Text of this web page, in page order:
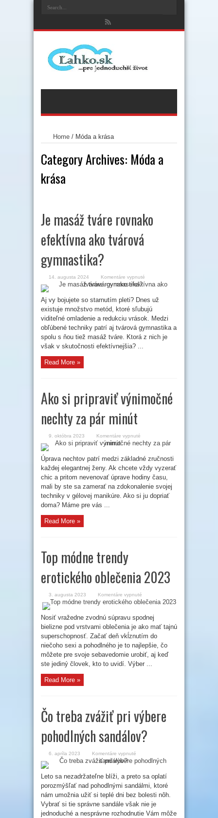
Home / Móda a krása
Category Archives: Móda a
krása
Je masáž tváre rovnako
efektívna ako tvárová
gymnastika?
14. augusta 2024 Komentáre vypnuté
Je
masáž
rovnako
efektívna
ako
tvárová
gymnastika?
Aj vy bojujete so starnutím pleti? Dnes už
existuje množstvo metód, ktoré sľubujú
viditeľné omladenie a redukciu vrások. Medzi
obľúbené techniky patrí aj tvárová gymnastika a
spolu s ňou tiež masáž tváre. Ktorá z nich je
však v skutočnosti efektívnejšia? ...
Read More »
Ako si pripraviť výnimočné
nechty za pár minút
9. októbra 2023 Komentáre vypnuté
Ako
si
výnimočné
nechty
za
minút
Úprava nechtov patrí medzi základné zručnosti
každej elegantnej ženy. Ak chcete vždy vyzerať
chic a pritom nevenovať úprave hodiny času,
mali by ste sa zamerať na zdokonalenie svojej
techniky v gélovej manikúre. Ako si ju dopriať
doma? Máme pre vás ...
Read More »
Top módne trendy
erotického oblečenia 2023
3. augusta 2023 Komentáre vypnuté
Top
módne
erotického
oblečenia
2023
Nosiť vražedne zvodnú súpravu spodnej
bielizne pod vrstvami oblečenia je ako mať tajnú
superschopnosť. Začať deň vkĺznutím do
niečoho sexi a pohodlného je to najlepšie, čo
môžete pre svoje sebavedomie urobiť, aj keď
ste jediný človek, kto to uvidí. Výber ...
Read More »
Čo treba zvážiť pri výbere
pohodlných sandálov?
6. apríla 2023 Komentáre vypnuté
Čo
treba
pri
výbere
pohodlných
sandálov?
Leto sa nezadržateľne blíži, a preto sa oplatí
porozmýšľať nad pohodlnými sandálmi, ktoré
nám umožnia užiť si teplé dni bez bolesti nôh.
Vybrať si tie správne sandále však nie je
jednoduché a nesprávne rozhodnutie Vám môže